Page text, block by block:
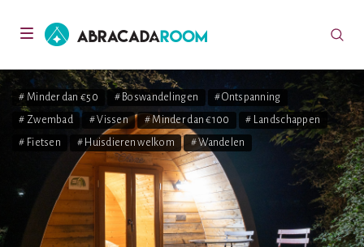
Toggle
AbracadaRoom
# Minder dan €50 # Boswandelingen
# Ontspanning
# Zwembad
# Vissen # Minder dan €100
# Landschappen
# Fietsen
# Huisdieren welkom # Wandelen